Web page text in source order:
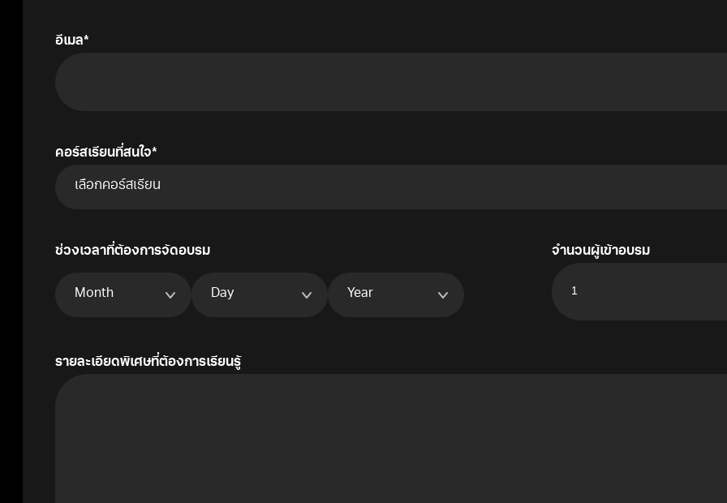
อีเมล
คอร์สเรียนที่สนใจ
ช่วงเวลาที่ต้องการจัดอบรม จำนวนผู้เข้าอบรม
รายละเอียดพิเศษที่ต้องการเรียนรู้